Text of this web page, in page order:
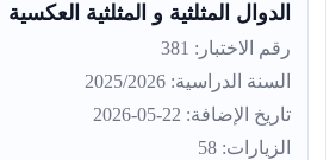
الدوال المثلثية و المثلثية العكسية
رقم الاختبار: 381
السنة الدراسية: 2025/2026
تاريخ الإضافة: 22-05-2026
الزيارات: 58